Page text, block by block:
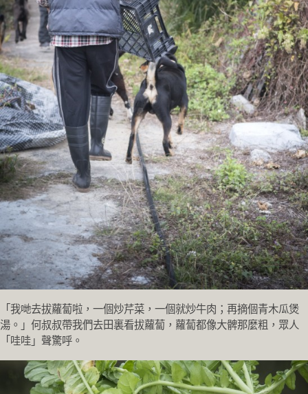
「我哋去拔蘿蔔啦，一個炒芹菜，一個就炒牛肉；再摘個青木瓜煲
湯。」何叔叔帶我們去田裏看拔蘿蔔，蘿蔔都像大髀那麼粗，眾人
「哇哇」聲驚呼。